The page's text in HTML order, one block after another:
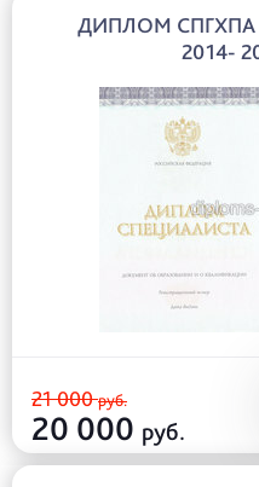
ДИПЛОМ
2014-
21 000руб.
20 000 руб.